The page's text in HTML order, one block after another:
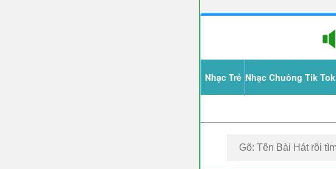
Nhạc Trẻ Nhạc Chuông Tik Tok